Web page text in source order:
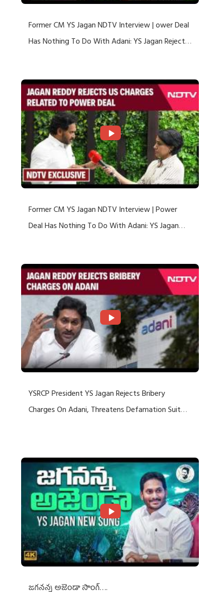
Former CM YS Jagan NDTV Interview | ower Deal
Has Nothing To Do With Adani: YS Jagan Rejects
Former CM YS Jagan NDTV Interview | Power
Deal Has Nothing To Do With Adani: YS Jagan
YSRCP President YS Jagan Rejects Bribery
Charges On Adani, Threatens Defamation Suit
జగనన్న అజెండా సాంగ్….